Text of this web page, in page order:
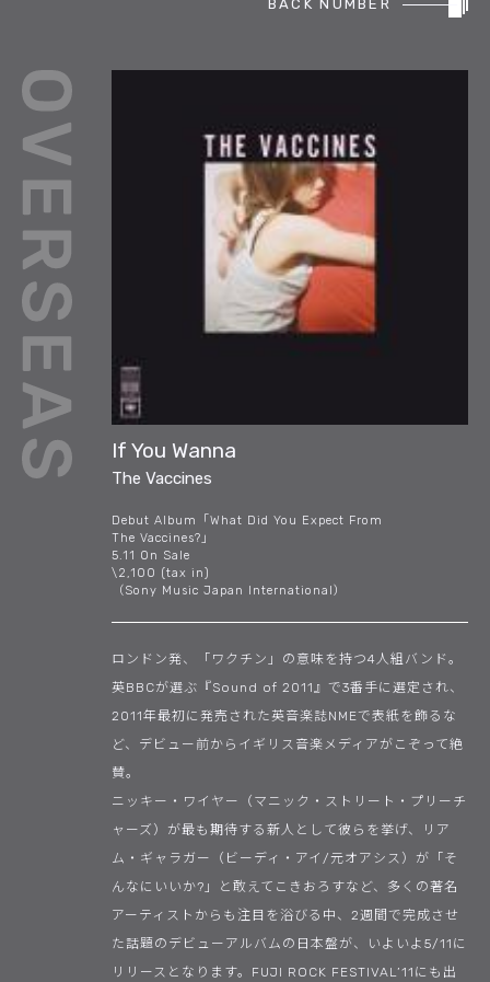
HEAVY ROTATION
DJ
FAQ
ONLINESHOP
BACK NUMBER
If You Wanna
The Vaccines
Debut Album「What Did You Expect From
The Vaccines?」
5.11 On Sale
\2,100 (tax in)
（Sony Music Japan International）
ロンドン発、「ワクチン」の意味を持つ4人組バンド。
英BBCが選ぶ『Sound of 2011』で3番手に選定され、
2011年最初に発売された英音楽誌NMEで表紙を飾るな
ど、デビュー前からイギリス音楽メディアがこぞって絶
賛。
ニッキー・ワイヤー（マニック・ストリート・プリーチ
ャーズ）が最も期待する新人として彼らを挙げ、リア
ム・ギャラガー（ビーディ・アイ/元オアシス）が「そ
んなにいいか?」と敢えてこきおろすなど、多くの著名
アーティストからも注目を浴びる中、2週間で完成させ
た話題のデビューアルバムの日本盤が、いよいよ5/11に
リリースとなります。FUJI ROCK FESTIVAL’11にも出